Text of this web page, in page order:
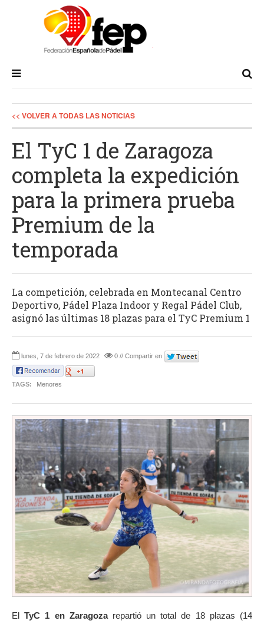
<< VOLVER A TODAS LAS NOTICIAS
El TyC 1 de Zaragoza
completa la expedición
para la primera prueba
Premium de la
temporada
La competición, celebrada en Montecanal Centro
Deportivo, Pádel Plaza Indoor y Regal Pádel Club,
asignó las últimas 18 plazas para el TyC Premium 1
lunes, 7 de febrero de 2022 0 // Compartir en
TAGS: Menores
ElTyC 1 en Zaragozarepartió un total de 18 plazas (14